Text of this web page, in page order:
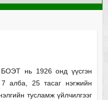
нь 1926 онд үүсгэн
алба, 25 тасаг нэгжийн
тусламж үйлчилгээг